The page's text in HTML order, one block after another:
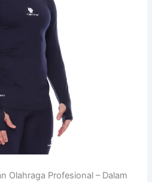
Olahraga Profesional – Dalam